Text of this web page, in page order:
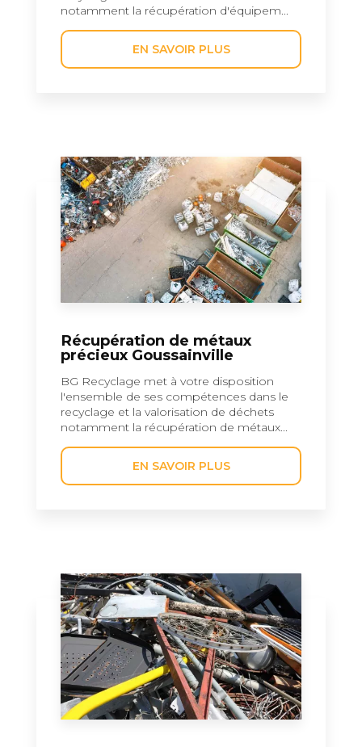
notamment la récupération d'équipem...
EN SAVOIR PLUS
Récupération de métaux
précieux Goussainville
BG Recyclage met à votre disposition
l'ensemble de ses compétences dans le
recyclage et la valorisation de déchets
notamment la récupération de métaux...
EN SAVOIR PLUS